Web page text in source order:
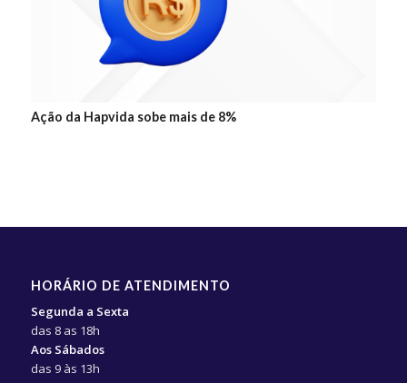
Ação da Hapvida sobe mais de 8%
HORÁRIO DE ATENDIMENTO
Segunda a Sexta
das 8 as 18h
Aos Sábados
das 9 às 13h